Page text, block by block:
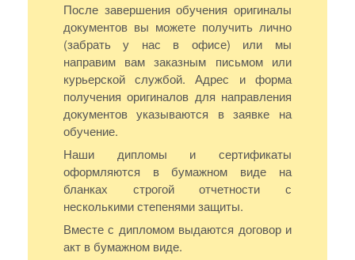
После завершения обучения оригиналы
документов вы можете получить лично
(забрать у нас в офисе) или мы
направим вам заказным письмом или
курьерской службой. Адрес и форма
получения оригиналов для направления
документов указываются в заявке на
обучение.
Наши дипломы и сертификаты
оформляются в бумажном виде на
бланках строгой отчетности с
несколькими степенями защиты.
Вместе с дипломом выдаются договор и
акт в бумажном виде.